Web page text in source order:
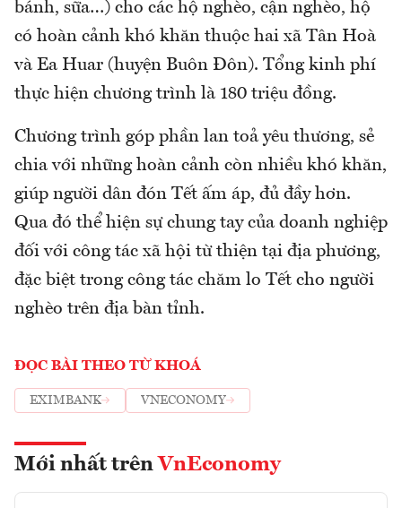
bánh, sữa…) cho các hộ nghèo, cận nghèo, hộ
có hoàn cảnh khó khăn thuộc hai xã Tân Hoà
và Ea Huar (huyện Buôn Đôn). Tổng kinh phí
thực hiện chương trình là 180 triệu đồng.
Chương trình góp phần lan toả yêu thương, sẻ
chia với những hoàn cảnh còn nhiều khó khăn,
giúp người dân đón Tết ấm áp, đủ đầy hơn.
Qua đó thể hiện sự chung tay của doanh nghiệp
đối với công tác xã hội từ thiện tại địa phương,
đặc biệt trong công tác chăm lo Tết cho người
nghèo trên địa bàn tỉnh.
ĐỌC BÀI THEO TỪ KHOÁ
EXIMBANK VNECONOMY
Mới nhất trên VnEconomy